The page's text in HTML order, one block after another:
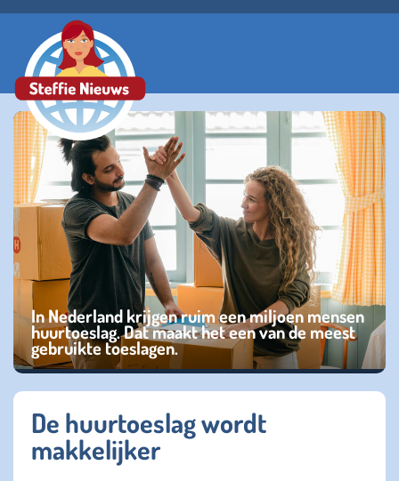
In Nederland krijgen ruim een miljoen mensen
huurtoeslag. Dat maakt het een van de meest
gebruikte toeslagen.
De huurtoeslag wordt
makkelijker